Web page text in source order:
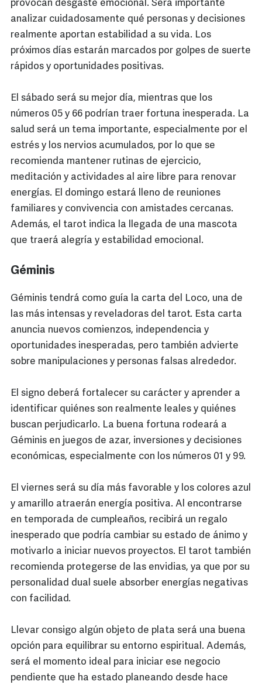
provocan desgaste emocional. Será importante
analizar cuidadosamente qué personas y decisiones
realmente aportan estabilidad a su vida. Los
próximos días estarán marcados por golpes de suerte
rápidos y oportunidades positivas.
El sábado será su mejor día, mientras que los
números 05 y 66 podrían traer fortuna inesperada. La
salud será un tema importante, especialmente por el
estrés y los nervios acumulados, por lo que se
recomienda mantener rutinas de ejercicio,
meditación y actividades al aire libre para renovar
energías. El domingo estará lleno de reuniones
familiares y convivencia con amistades cercanas.
Además, el tarot indica la llegada de una mascota
que traerá alegría y estabilidad emocional.
Géminis
Géminis tendrá como guía la carta del Loco, una de
las más intensas y reveladoras del tarot. Esta carta
anuncia nuevos comienzos, independencia y
oportunidades inesperadas, pero también advierte
sobre manipulaciones y personas falsas alrededor.
El signo deberá fortalecer su carácter y aprender a
identificar quiénes son realmente leales y quiénes
buscan perjudicarlo. La buena fortuna rodeará a
Géminis en juegos de azar, inversiones y decisiones
económicas, especialmente con los números 01 y 99.
El viernes será su día más favorable y los colores azul
y amarillo atraerán energía positiva. Al encontrarse
en temporada de cumpleaños, recibirá un regalo
inesperado que podría cambiar su estado de ánimo y
motivarlo a iniciar nuevos proyectos. El tarot también
recomienda protegerse de las envidias, ya que por su
personalidad dual suele absorber energías negativas
con facilidad.
Llevar consigo algún objeto de plata será una buena
opción para equilibrar su entorno espiritual. Además,
será el momento ideal para iniciar ese negocio
pendiente que ha estado planeando desde hace